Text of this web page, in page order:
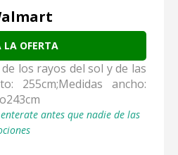
LA OFERTA
los rayos del sol y de las
255cm;Medidas ancho:
antes que nadie de las